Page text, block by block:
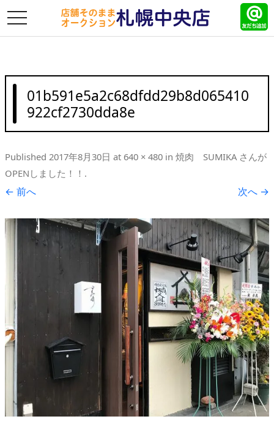
toggle
01b591e5a2c68dfdd29b8d065410
922cf2730dda8e
Published 2017年8月30日 at 640 × 480 in 焼肉 SUMIKA さんが
OPENしました！！ .
← 前へ 次へ →